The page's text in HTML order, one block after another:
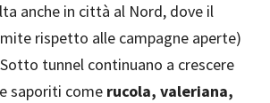
anche in città al Nord, dove il
rispetto alle campagne aperte)
tunnel continuano a crescere
saporiti come rucola, valeriana,